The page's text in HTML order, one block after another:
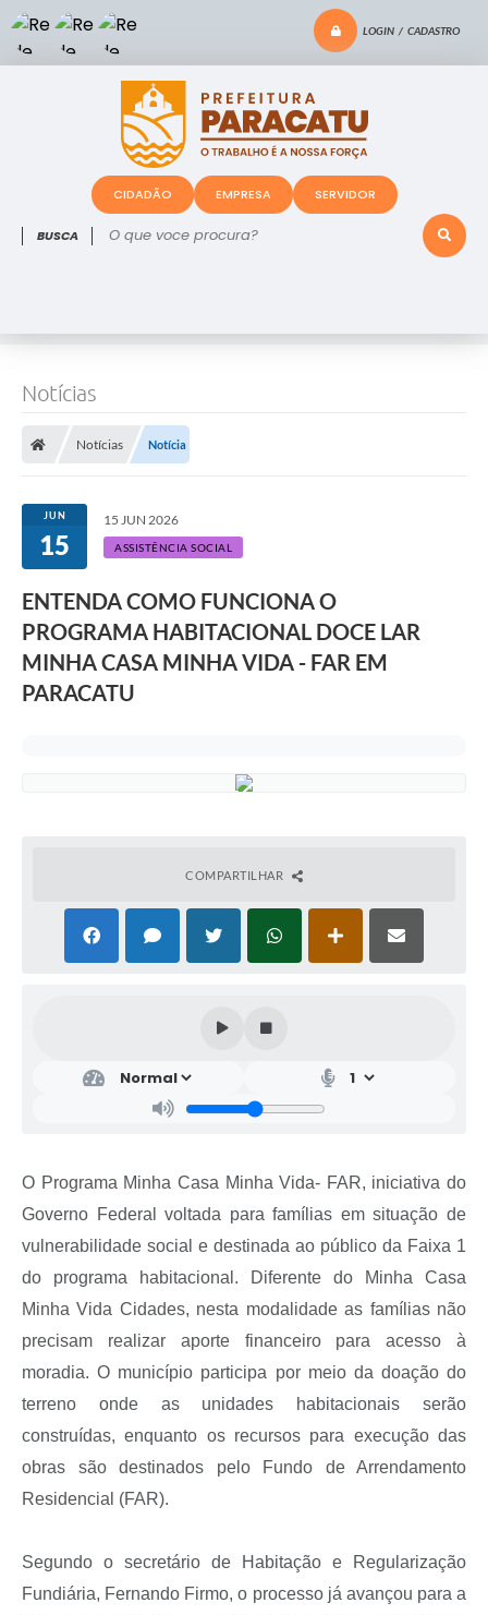
LOGIN / CADASTRO
O que voce procura?
CIDADÃO EMPRESA SERVIDOR
Notícias
Notícias Notícia
JUN
15
15 JUN 2026
ASSISTÊNCIA SOCIAL
ENTENDA COMO FUNCIONA O
PROGRAMA HABITACIONAL DOCE LAR
MINHA CASA MINHA VIDA - FAR EM
PARACATU
COMPARTILHAR
O Programa Minha Casa Minha Vida- FAR, iniciativa do
Governo Federal voltada para famílias em situação de
vulnerabilidade social e destinada ao público da Faixa 1
do programa habitacional. Diferente do Minha Casa
Minha Vida Cidades, nesta modalidade as famílias não
precisam realizar aporte financeiro para acesso à
moradia. O município participa por meio da doação do
terreno onde as unidades habitacionais serão
construídas, enquanto os recursos para execução das
obras são destinados pelo Fundo de Arrendamento
Residencial (FAR).
Segundo o secretário de Habitação e Regularização
Fundiária, Fernando Firmo, o processo já avançou para a